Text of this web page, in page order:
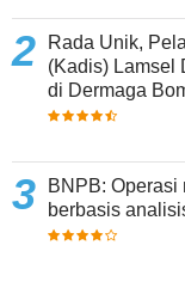
Rada Unik,
(Kadis) Lamsel
di Dermaga
BNPB:
berbasis